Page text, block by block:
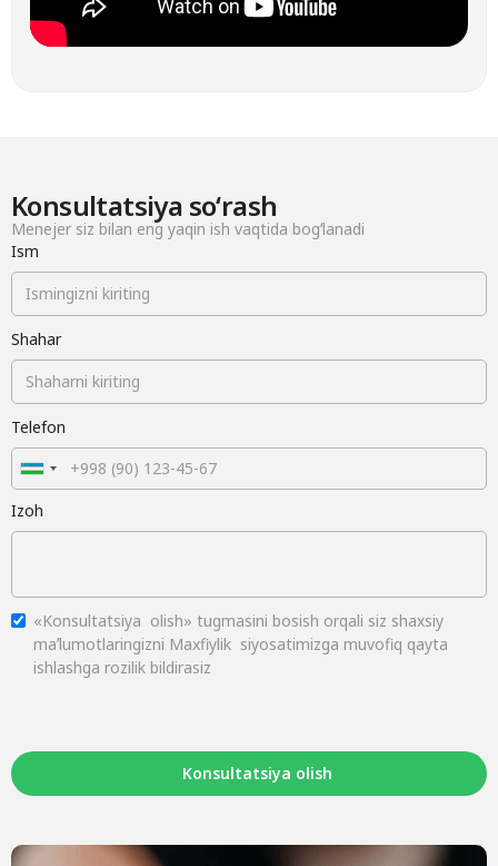
Konsultatsiya soʻrash
Menejer siz bilan eng yaqin ish vaqtida bogʻlanadi
Ism
Shahar
Telefon
Izoh
«Konsultatsiya olish» tugmasini bosish orqali siz shaxsiy
maʼlumotlaringizni Maxfiylik siyosatimizga muvofiq qayta
ishlashga rozilik bildirasiz